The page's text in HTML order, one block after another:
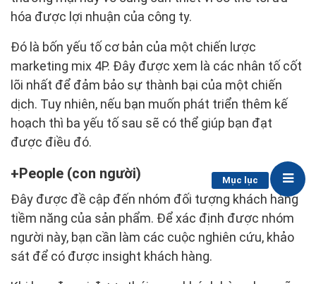
Mục lục
hóa được lợi nhuận của công ty.
Đó là bốn yếu tố cơ bản của một chiến lược
marketing mix 4P. Đây được xem là các nhân tố cốt
lõi nhất để đảm bảo sự thành bại của một chiến
dịch. Tuy nhiên, nếu bạn muốn phát triển thêm kế
hoạch thì ba yếu tố sau sẽ có thể giúp bạn đạt
được điều đó.
People (con người)
Đây được đề cập đến nhóm đối tượng khách hàng
tiềm năng của sản phẩm. Để xác định được nhóm
người này, bạn cần làm các cuộc nghiên cứu, khảo
sát để có được insight khách hàng.